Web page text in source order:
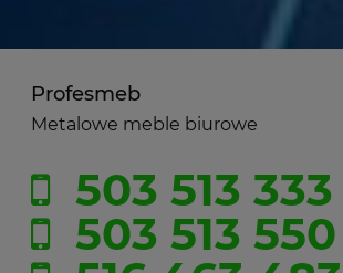
Profesmeb
Metalowe meble biurowe
503 513 333
503 513 550